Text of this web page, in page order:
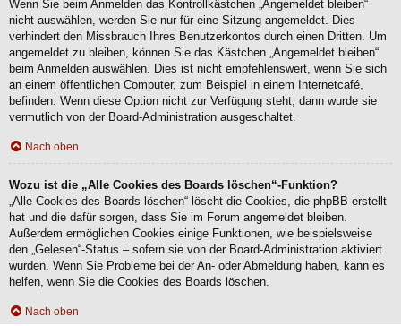
Wenn Sie beim Anmelden das Kontrollkästchen „Angemeldet bleiben“
nicht auswählen, werden Sie nur für eine Sitzung angemeldet. Dies
verhindert den Missbrauch Ihres Benutzerkontos durch einen Dritten. Um
angemeldet zu bleiben, können Sie das Kästchen „Angemeldet bleiben“
beim Anmelden auswählen. Dies ist nicht empfehlenswert, wenn Sie sich
an einem öffentlichen Computer, zum Beispiel in einem Internetcafé,
befinden. Wenn diese Option nicht zur Verfügung steht, dann wurde sie
vermutlich von der Board-Administration ausgeschaltet.
Nach oben
Wozu ist die „Alle Cookies des Boards löschen“-Funktion?
„Alle Cookies des Boards löschen“ löscht die Cookies, die phpBB erstellt
hat und die dafür sorgen, dass Sie im Forum angemeldet bleiben.
Außerdem ermöglichen Cookies einige Funktionen, wie beispielsweise
den „Gelesen“-Status – sofern sie von der Board-Administration aktiviert
wurden. Wenn Sie Probleme bei der An- oder Abmeldung haben, kann es
helfen, wenn Sie die Cookies des Boards löschen.
Nach oben